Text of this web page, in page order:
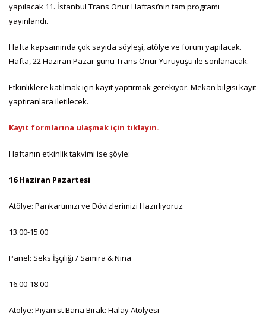
yapılacak 11. İstanbul Trans Onur Haftası’nın tam programı
yayınlandı.
Hafta kapsamında çok sayıda söyleşi, atölye ve forum yapılacak.
Hafta, 22 Haziran Pazar günü Trans Onur Yürüyüşü ile sonlanacak.
Etkinliklere katılmak için kayıt yaptırmak gerekiyor. Mekan bilgisi kayıt
yaptıranlara iletilecek.
Kayıt formlarına ulaşmak için tıklayın.
Haftanın etkinlik takvimi ise şöyle:
16 Haziran Pazartesi
Atölye: Pankartımızı ve Dövizlerimizi Hazırlıyoruz
13.00-15.00
Panel: Seks İşçiliği / Samira & Nina
16.00-18.00
Atölye: Piyanist Bana Bırak: Halay Atölyesi